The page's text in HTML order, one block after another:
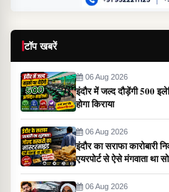
टॉप खबरें
06 Aug 2026
इंदौर में जल्द दौड़ेंगी 500
होगा किराया
06 Aug 2026
इंदौर का सराफा कारोबारी
एयरपोर्ट से ऐसे मंगवाता था
06 Aug 2026